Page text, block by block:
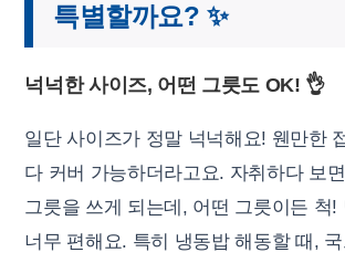
특별할까요? ✨
넉넉한 사이즈, 어떤 그릇도 OK! 👌
일단 사이즈가 정말 넉넉해요! 웬만한
다 커버 가능하더라고요. 자취하다 보
그릇을 쓰게 되는데, 어떤 그릇이든 척!
너무 편해요. 특히 냉동밥 해동할 때,